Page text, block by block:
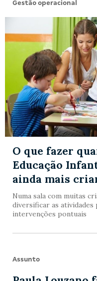
Gestão operacional
O que fazer
Educação
ainda mais
Numa sala com muitas
diversificar as
intervenções pontuais
Assunto